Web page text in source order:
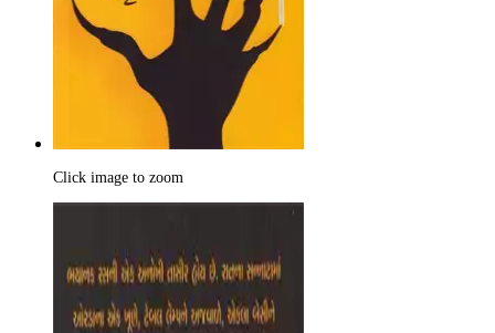
Click image to zoom